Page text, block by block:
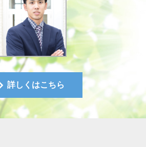
詳しくはこちら